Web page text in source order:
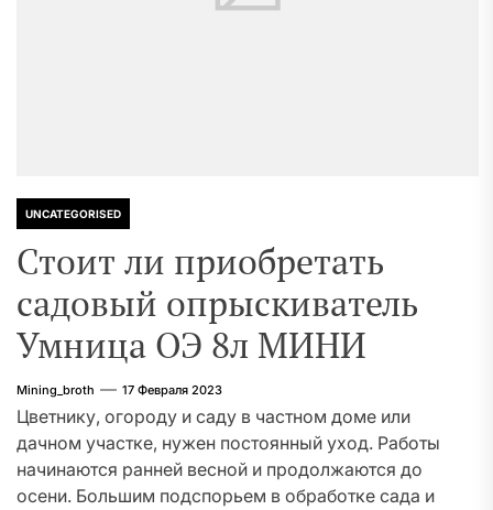
UNCATEGORISED
Стоит ли приобретать
садовый опрыскиватель
Умница ОЭ 8л МИНИ
Mining_broth 17 Февраля 2023
Цветнику, огороду и саду в частном доме или
дачном участке, нужен постоянный уход. Работы
начинаются ранней весной и продолжаются до
осени. Большим подспорьем в обработке сада и